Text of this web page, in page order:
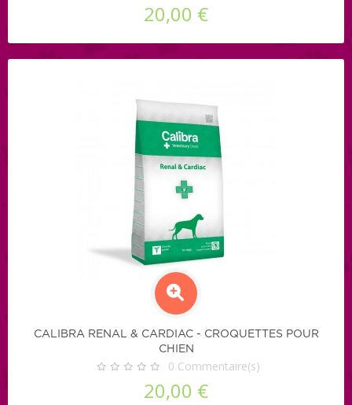
20,00 €
CALIBRA RENAL & CARDIAC - CROQUETTES POUR
CHIEN
0 Commentaire(s)
20,00 €